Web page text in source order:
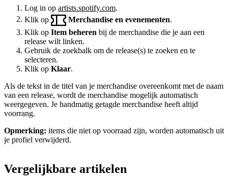
Log in op artists.spotify.com.
Klik op
Merchandise en evenementen
Klik op Item beheren bij de merchandise die je aan een
release wilt linken.
Gebruik de zoekbalk om de release(s) te zoeken en te
selecteren.
Klik op Klaar.
Als de tekst in de titel van je merchandise overeenkomt met de naam
van een release, wordt de merchandise mogelijk automatisch
weergegeven. Je handmatig getagde merchandise heeft altijd
voorrang.
Opmerking: items die niet op voorraad zijn, worden automatisch uit
je profiel verwijderd.
Vergelijkbare artikelen